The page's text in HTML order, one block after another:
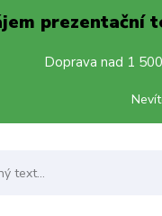
prezentační
Doprava nad 1